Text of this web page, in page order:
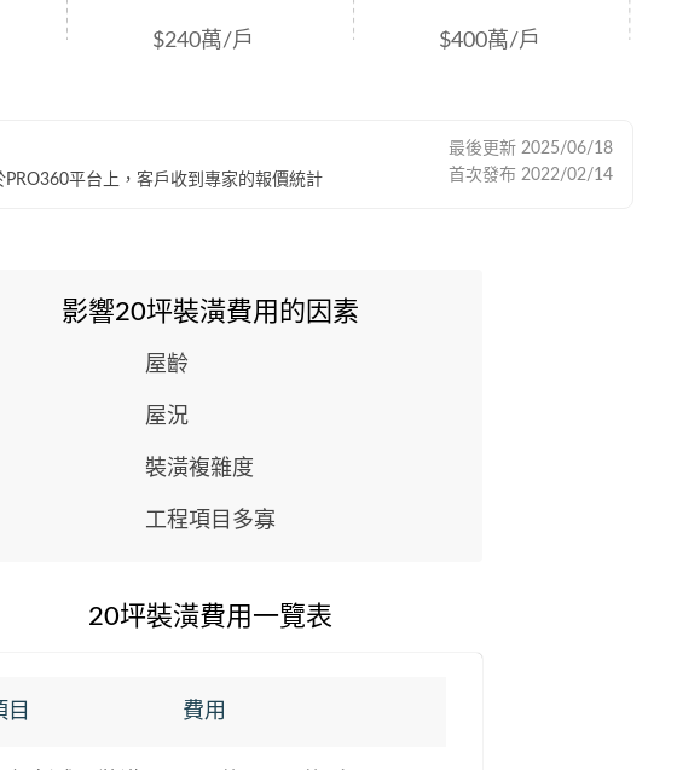
$240萬/戶 $400萬/戶
平台上，客戶收到專家的報價統計
最後更新 2025/06/18
首次發布 2022/02/14
影響20坪裝潢費用的因素
屋齡
屋況
裝潢複雜度
工程項目多寡
20坪裝潢費用一覽表
目 費用